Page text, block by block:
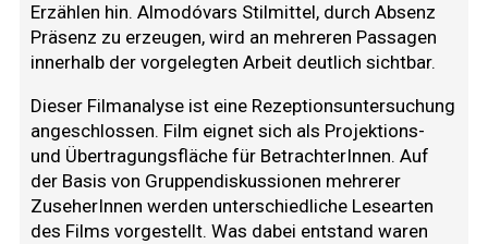
Erzählen hin. Almodóvars Stilmittel, durch Absenz
Präsenz zu erzeugen, wird an mehreren Passagen
innerhalb der vorgelegten Arbeit deutlich sichtbar.
Dieser Filmanalyse ist eine Rezeptionsuntersuchung
angeschlossen. Film eignet sich als Projektions-
und Übertragungsfläche für BetrachterInnen. Auf
der Basis von Gruppendiskussionen mehrerer
ZuseherInnen werden unterschiedliche Lesearten
des Films vorgestellt. Was dabei entstand waren